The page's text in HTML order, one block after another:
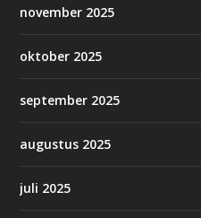
november 2025
oktober 2025
september 2025
augustus 2025
juli 2025